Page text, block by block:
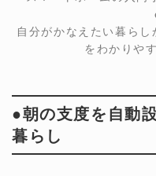
自分がかなえたい暮ら
をわかりや
●朝の支度を自動
暮らし